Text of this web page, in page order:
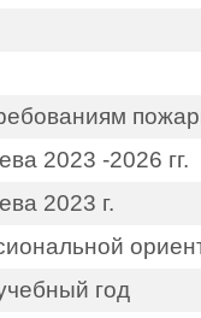
2023 -2026 гг.
2023 г.
год